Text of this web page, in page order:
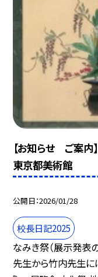
【お知らせ ご案
東京都美術館
公開日 2026/01/28
校長日記2025
なみき祭（展示発表
先生から竹内先生に